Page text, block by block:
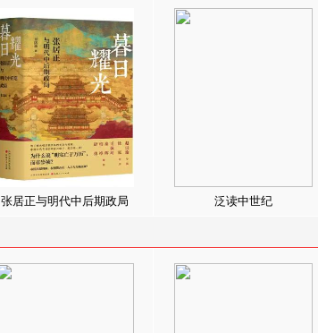
张居正与明代中后期政局 泛读中世纪